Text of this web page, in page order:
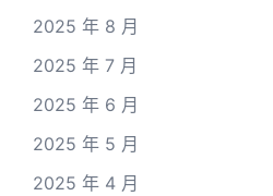
2025 年 8 月
2025 年 7 月
2025 年 6 月
2025 年 5 月
2025 年 4 月